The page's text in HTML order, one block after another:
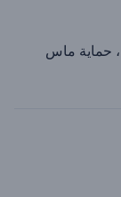
، حماية ماس